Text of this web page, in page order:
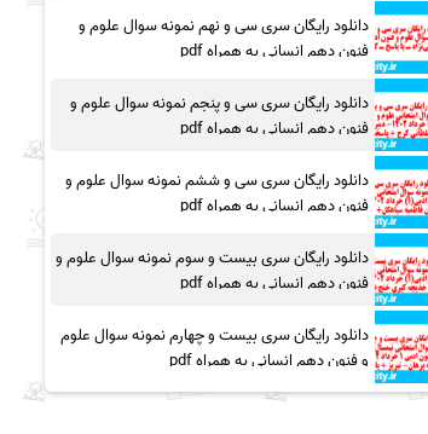
دانلود رایگان سری سی و نهم نمونه سوال علوم و
فنون دهم انسانی به همراه pdf
دانلود رایگان سری سی و پنجم نمونه سوال علوم و
فنون دهم انسانی به همراه pdf
دانلود رایگان سری سی و ششم نمونه سوال علوم و
فنون دهم انسانی به همراه pdf
دانلود رایگان سری بیست و سوم نمونه سوال علوم و
فنون دهم انسانی به همراه pdf
دانلود رایگان سری بیست و چهارم نمونه سوال علوم
و فنون دهم انسانی به همراه pdf